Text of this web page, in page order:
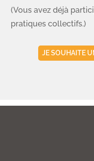
(Vous avez déjà
pratiques collectifs.)
JE SOUHAITE